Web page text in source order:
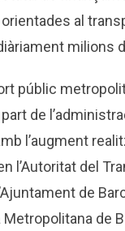
al
milions
públic
de
l’augment
l’Autoritat del
de
de